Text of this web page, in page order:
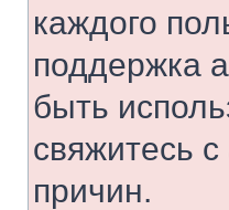
каждого
поддержка
быть
свяжитесь
причин.